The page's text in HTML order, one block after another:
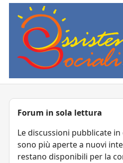
Forum in sola lettura
Le discussioni pubblicate
sono più aperte a nuovi
restano disponibili per la